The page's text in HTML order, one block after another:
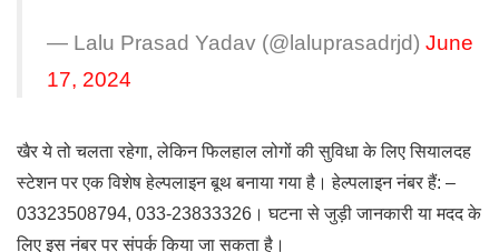
— Lalu Prasad Yadav (@laluprasadrjd) June
17, 2024
खैर ये तो चलता रहेगा, लेकिन फिलहाल लोगों की सुविधा के लिए सियालदह
स्टेशन पर एक विशेष हेल्पलाइन बूथ बनाया गया है। हेल्पलाइन नंबर हैं: –
03323508794, 033-23833326। घटना से जुड़ी जानकारी या मदद के
लिए इस नंबर पर संपर्क किया जा सकता है।